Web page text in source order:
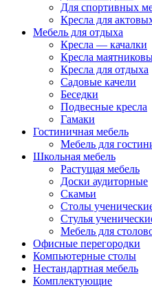
Для спортивных
Кресла для
Мебель для отдыха
Кресла — качалки
Кресла
Кресла для отдыха
Садовые качели
Беседки
Подвесные кресла
Гамаки
Гостиничная мебель
Мебель для
Школьная мебель
Растущая мебель
Доски аудиторные
Скамьи
Столы
Стулья
Мебель для
Офисные перегородки
Компьютерные столы
Нестандартная мебель
Комплектующие